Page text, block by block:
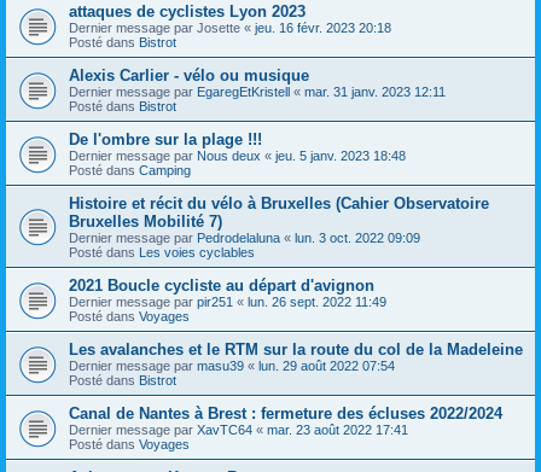
attaques de cyclistes Lyon 2023
Dernier message par Josette « jeu. 16 févr. 2023 20:18
Posté dans Bistrot
Alexis Carlier - vélo ou musique
Dernier message par EgaregEtKristell « mar. 31 janv. 2023 12:11
Posté dans Bistrot
De l'ombre sur la plage !!!
Dernier message par Nous deux « jeu. 5 janv. 2023 18:48
Posté dans Camping
Histoire et récit du vélo à Bruxelles (Cahier Observatoire
Bruxelles Mobilité 7)
Dernier message par Pedrodelaluna « lun. 3 oct. 2022 09:09
Posté dans Les voies cyclables
2021 Boucle cycliste au départ d'avignon
Dernier message par pir251 « lun. 26 sept. 2022 11:49
Posté dans Voyages
Les avalanches et le RTM sur la route du col de la Madeleine
Dernier message par masu39 « lun. 29 août 2022 07:54
Posté dans Bistrot
Canal de Nantes à Brest : fermeture des écluses 2022/2024
Dernier message par XavTC64 « mar. 23 août 2022 17:41
Posté dans Voyages